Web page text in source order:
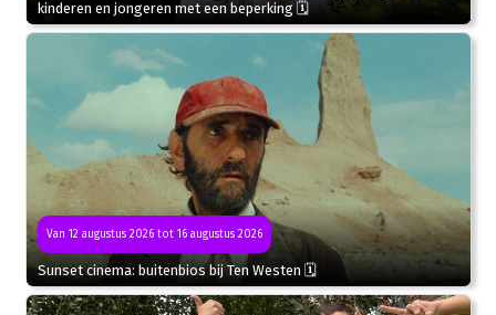
kinderen en jongeren met een beperking 🗓
Van 12 augustus 2026 tot 16 augustus 2026
Sunset cinema: buitenbios bij Ten Westen 🗓